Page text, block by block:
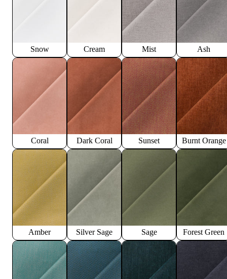
Snow Cream Mist Ash
Coral Dark Coral Sunset Burnt Orange
Amber Silver Sage Sage Forest Green